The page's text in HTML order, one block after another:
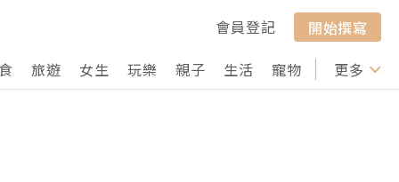
會員登記
開始撰寫
旅遊 女生 玩樂 親子 生活 寵物 行山 打卡
更多